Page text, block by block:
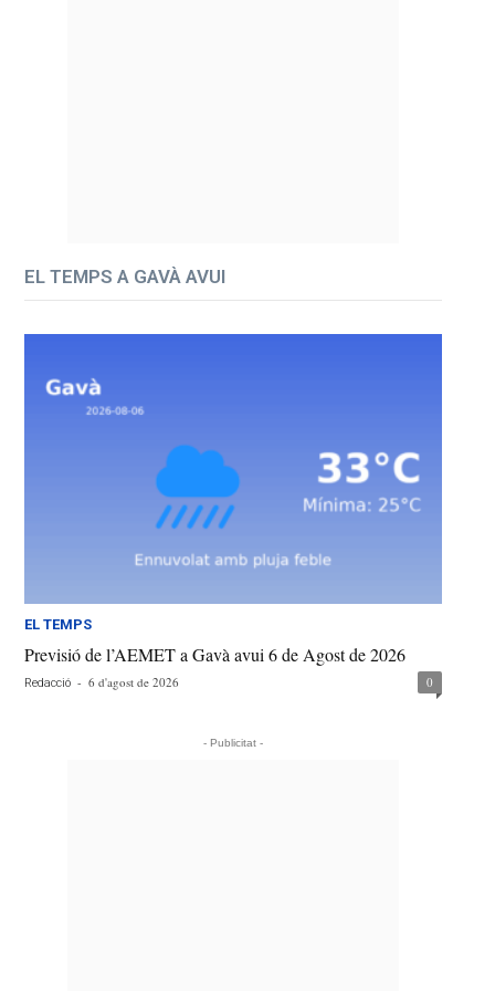
EL TEMPS A GAVÀ AVUI
EL TEMPS
Previsió de l’AEMET a Gavà avui 6 de Agost de 2026
Redacció - 6 d'agost de 2026 0
- Publicitat -